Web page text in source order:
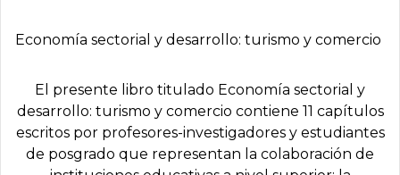
Economía sectorial y desarrollo: turismo y comercio
El presente libro titulado Economía sectorial y
desarrollo: turismo y comercio contiene 11 capítulos
escritos por profesores-investigadores y estudiantes
de posgrado que representan la colaboración de